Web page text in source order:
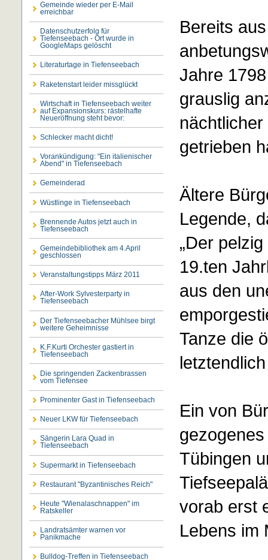
Gemeinde wieder per E-Mail
erreichbar
Datenschutzerfolg für
Tiefenseebach - Ort wurde in
GoogleMaps gelöscht
Literaturtage in Tiefenseebach
Raketenstart leider missglückt
Wirtschaft in Tiefenseebach weiter
auf Expansionskurs: rästelhafte
Neueröffnung steht bevor:
Schlecker macht dicht!
Vorankündigung: "Ein italienischer
Abend" in Tiefenseebach
Gemeinderad
Wüstlinge in Tiefenseebach
Brennende Autos jetzt auch in
Tiefenseebach
Gemeindebibliothek am 4.April
geschlossen
Veranstaltungstipps März 2011
After-Work Sylvesterparty in
Tiefenseebach
Der Tiefenseebacher Mühlsee birgt
weitere Geheimnisse
K.F.Kurti Orchester gastiert in
Tiefenseebach
Die springenden Zackenbrassen
vom Tiefensee
Prominenter Gast in Tiefenseebach
Neuer LKW für Tiefenseebach
Sängerin Lara Quad in
Tiefenseebach
Supermarkt in Tiefenseebach
Restaurant "Byzantinisches Reich"
Heute "Wienalaschnappen" im
Ratskeller
Landratsämter warnen vor
Panikmache
Bulldog-Treffen in Tiefenseebach
Bereits
Jahre
grauslig
getrieben
Ältere
Legende,
„Der
19.ten
aus den
Tanze die
Ein von
Tübingen
vorab erst
Lebens im